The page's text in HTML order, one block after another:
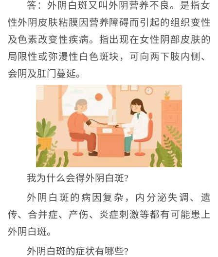
答：外阴白斑又叫外阴营养不良。是指女
性外阴皮肤粘膜因营养障碍而引起的组织变性
及色素改变性疾病。指出现在女性阴部皮肤的
局限性或弥漫性白色斑块，可向两下肢内侧、
会阴及肛门蔓延。
我为什么会得外阴白斑?
外阴白斑的病因复杂，内分泌失调、遗
传、合并症、产伤、炎症刺激等都有可能患上
外阴白斑。
外阴白斑的症状有哪些?